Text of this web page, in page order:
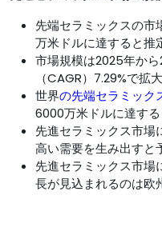
先端セラミックスの
万米ドルに達すると推
市場規模は2025年か
（CAGR）7.29%で拡
世界の先端セラミック
6000万米ドルに達する
先進セラミックス市場
高い需要を生み出すと
先進セラミックス市場
長が見込まれるのは欧